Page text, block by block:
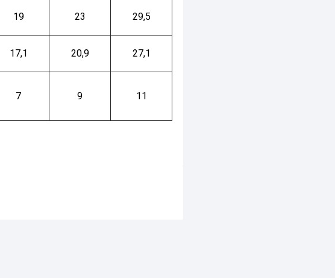
19 23 29,5
17,1 20,9 27,1
7 9 11